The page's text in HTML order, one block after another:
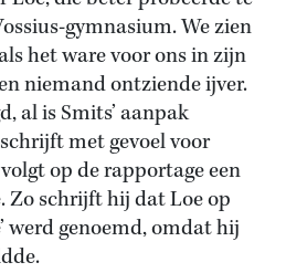
gymnasium. We zien
het ware voor ons in zijn
niemand ontziende ijver.
al is Smits’ aanpak
met gevoel voor
op de rapportage een
Zo schrijft hij dat Loe op
werd genoemd, omdat hij